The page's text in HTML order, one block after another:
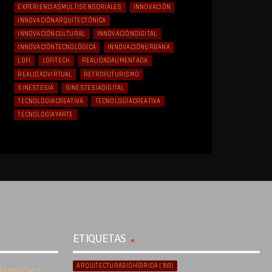
EXPERIENCIASMULTISENSORIALES
INNOVACIÓN
INNOVACIÓNARQUITECTÓNICA
INNOVACIÓNCULTURAL
INNOVACIÓNDIGITAL
INNOVACIÓNTECNOLÓGICA
INNOVACIÓNURBANA
LOFI
LOFITECH
REALIDADAUMENTADA
REALIDADVIRTUAL
RETROFUTURISMO
SINESTESIA
SINESTESIADIGITAL
TECNOLOGIACREATIVA
TECNOLOGÍACREATIVA
TECNOLOGÍAYARTE
ETIQUETAS
ARQUITECTURABIOHÍBRIDA (169)